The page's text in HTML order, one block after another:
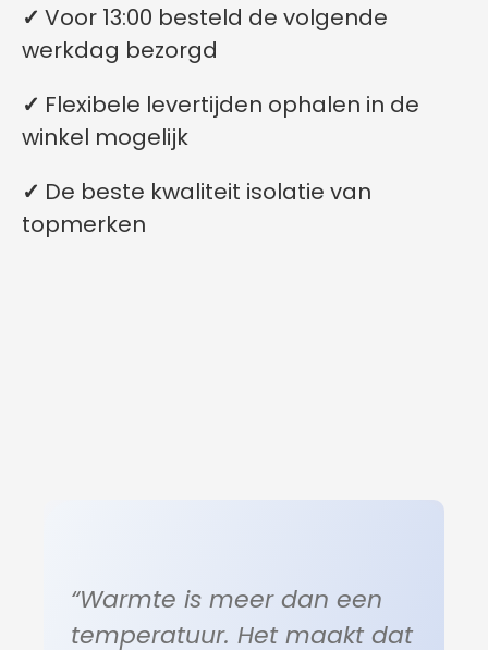
✓ Voor 13:00 besteld de volgende
werkdag bezorgd
✓ Flexibele levertijden ophalen in de
winkel mogelijk
✓ De beste kwaliteit isolatie van
topmerken
“Warmte is meer dan een
temperatuur. Het maakt dat